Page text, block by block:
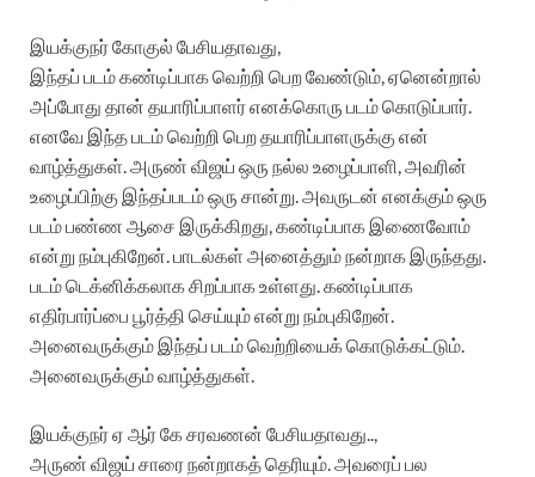
இயக்குநர் கோகுல் பேசியதாவது,
இந்தப் படம் கண்டிப்பாக வெற்றி பெற வேண்டும், ஏனென்றால்
அப்போது தான் தயாரிப்பாளர் எனக்கொரு படம் கொடுப்பார்.
எனவே இந்த படம் வெற்றி பெற தயாரிப்பாளருக்கு என்
வாழ்த்துகள். அருண் விஜய் ஒரு நல்ல உழைப்பாளி, அவரின்
உழைப்பிற்கு இந்தப்படம் ஒரு சான்று. அவருடன் எனக்கும் ஒரு
படம் பண்ண ஆசை இருக்கிறது, கண்டிப்பாக இணைவோம்
என்று நம்புகிறேன். பாடல்கள் அனைத்தும் நன்றாக இருந்தது.
படம் டெக்னிக்கலாக சிறப்பாக உள்ளது. கண்டிப்பாக
எதிர்பார்ப்பை பூர்த்தி செய்யும் என்று நம்புகிறேன்.
அனைவருக்கும் இந்தப் படம் வெற்றியைக் கொடுக்கட்டும்.
அனைவருக்கும் வாழ்த்துகள்.
இயக்குநர் ஏ ஆர் கே சரவணன் பேசியதாவது..,
அருண் விஜய் சாரை நன்றாகத் தெரியும். அவரைப் பல